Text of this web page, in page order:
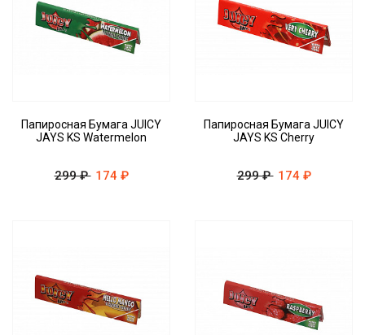
Папиросная Бумага JUICY
JAYS KS Watermelon
299 ₽ 174 ₽
Папиросная Бумага JUICY
JAYS KS Cherry
299 ₽ 174 ₽